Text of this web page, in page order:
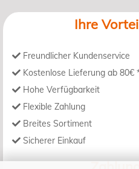
Ihre
Freundlicher Kundenservice
Kostenlose Lieferung ab 80€
Hohe Verfügbarkeit
Flexible Zahlung
Breites Sortiment
Sicherer Einkauf